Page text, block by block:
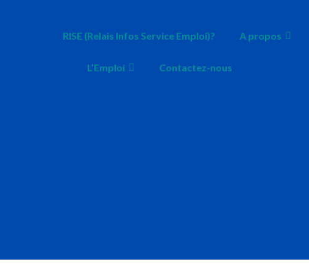
RISE (Relais Infos Service Emploi)? A propos
L’Emploi Contactez-nous